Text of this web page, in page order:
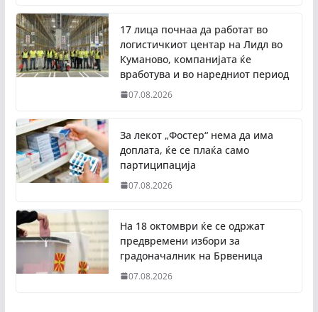
17 лица почнаа да работат во
логистичкиот центар на Лидл во
Куманово, компанијата ќе
вработува и во наредниот период
07.08.2026
За лекот „Фостер“ нема да има
доплата, ќе се плаќа само
партиципација
07.08.2026
На 18 октомври ќе се одржат
предвремени избори за
градоначалник на Брвеница
07.08.2026